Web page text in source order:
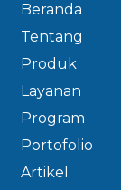
Beranda
Tentang
Produk
Layanan
Program
Portofolio
Artikel